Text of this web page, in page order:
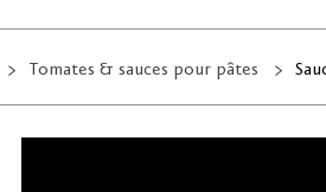
Tomates & sauces pour pâtes